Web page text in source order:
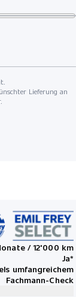
Lieferung an
/ 12'000 km
Ja*
umfangreichem
Fachmann-Check